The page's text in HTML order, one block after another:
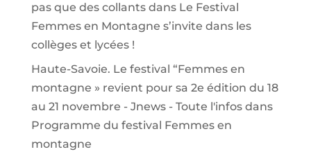
pas que des collantsdans Le Festival
Femmes en Montagne s’invite dans les
collèges et lycées !
Haute-Savoie. Le festival “Femmes en
montagne » revient pour sa 2e édition du 18
au 21 novembre - Jnews - Toute l'infosdans
Programme du festival Femmes en
montagne